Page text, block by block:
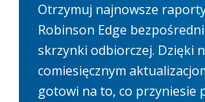
Otrzymuj najnowsze
Robinson Edge
skrzynki odbiorczej. Dzięki
comiesięcznym
gotowi na to, co przyniesie